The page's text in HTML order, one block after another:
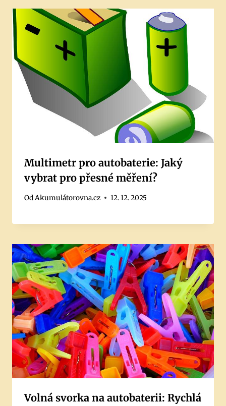
Multimetr pro autobaterie: Jaký
vybrat pro přesné měření?
OdAkumulátorovna.cz 12. 12. 2025
Volná svorka na autobaterii: Rychlá